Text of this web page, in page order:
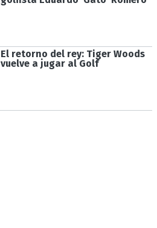
El retorno del rey: Tiger Woods
vuelve a jugar al Golf